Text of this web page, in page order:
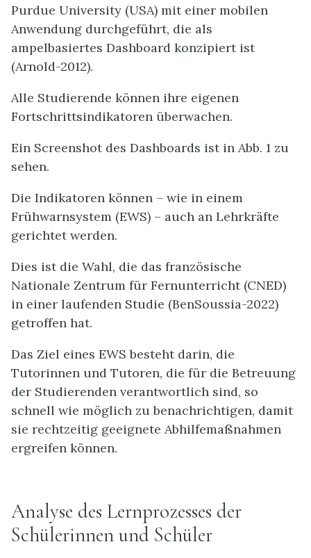
Purdue University (USA) mit einer mobilen
Anwendung durchgeführt, die als
ampelbasiertes Dashboard konzipiert ist
(Arnold-2012).
Alle Studierende können ihre eigenen
Fortschrittsindikatoren überwachen.
Ein Screenshot des Dashboards ist in Abb. 1 zu
sehen.
Die Indikatoren können – wie in einem
Frühwarnsystem (EWS) – auch an Lehrkräfte
gerichtet werden.
Dies ist die Wahl, die das französische
Nationale Zentrum für Fernunterricht (CNED)
in einer laufenden Studie (BenSoussia-2022)
getroffen hat.
Das Ziel eines EWS besteht darin, die
Tutorinnen und Tutoren, die für die Betreuung
der Studierenden verantwortlich sind, so
schnell wie möglich zu benachrichtigen, damit
sie rechtzeitig geeignete Abhilfemaßnahmen
ergreifen können.
Analyse des Lernprozesses der
Schülerinnen und Schüler